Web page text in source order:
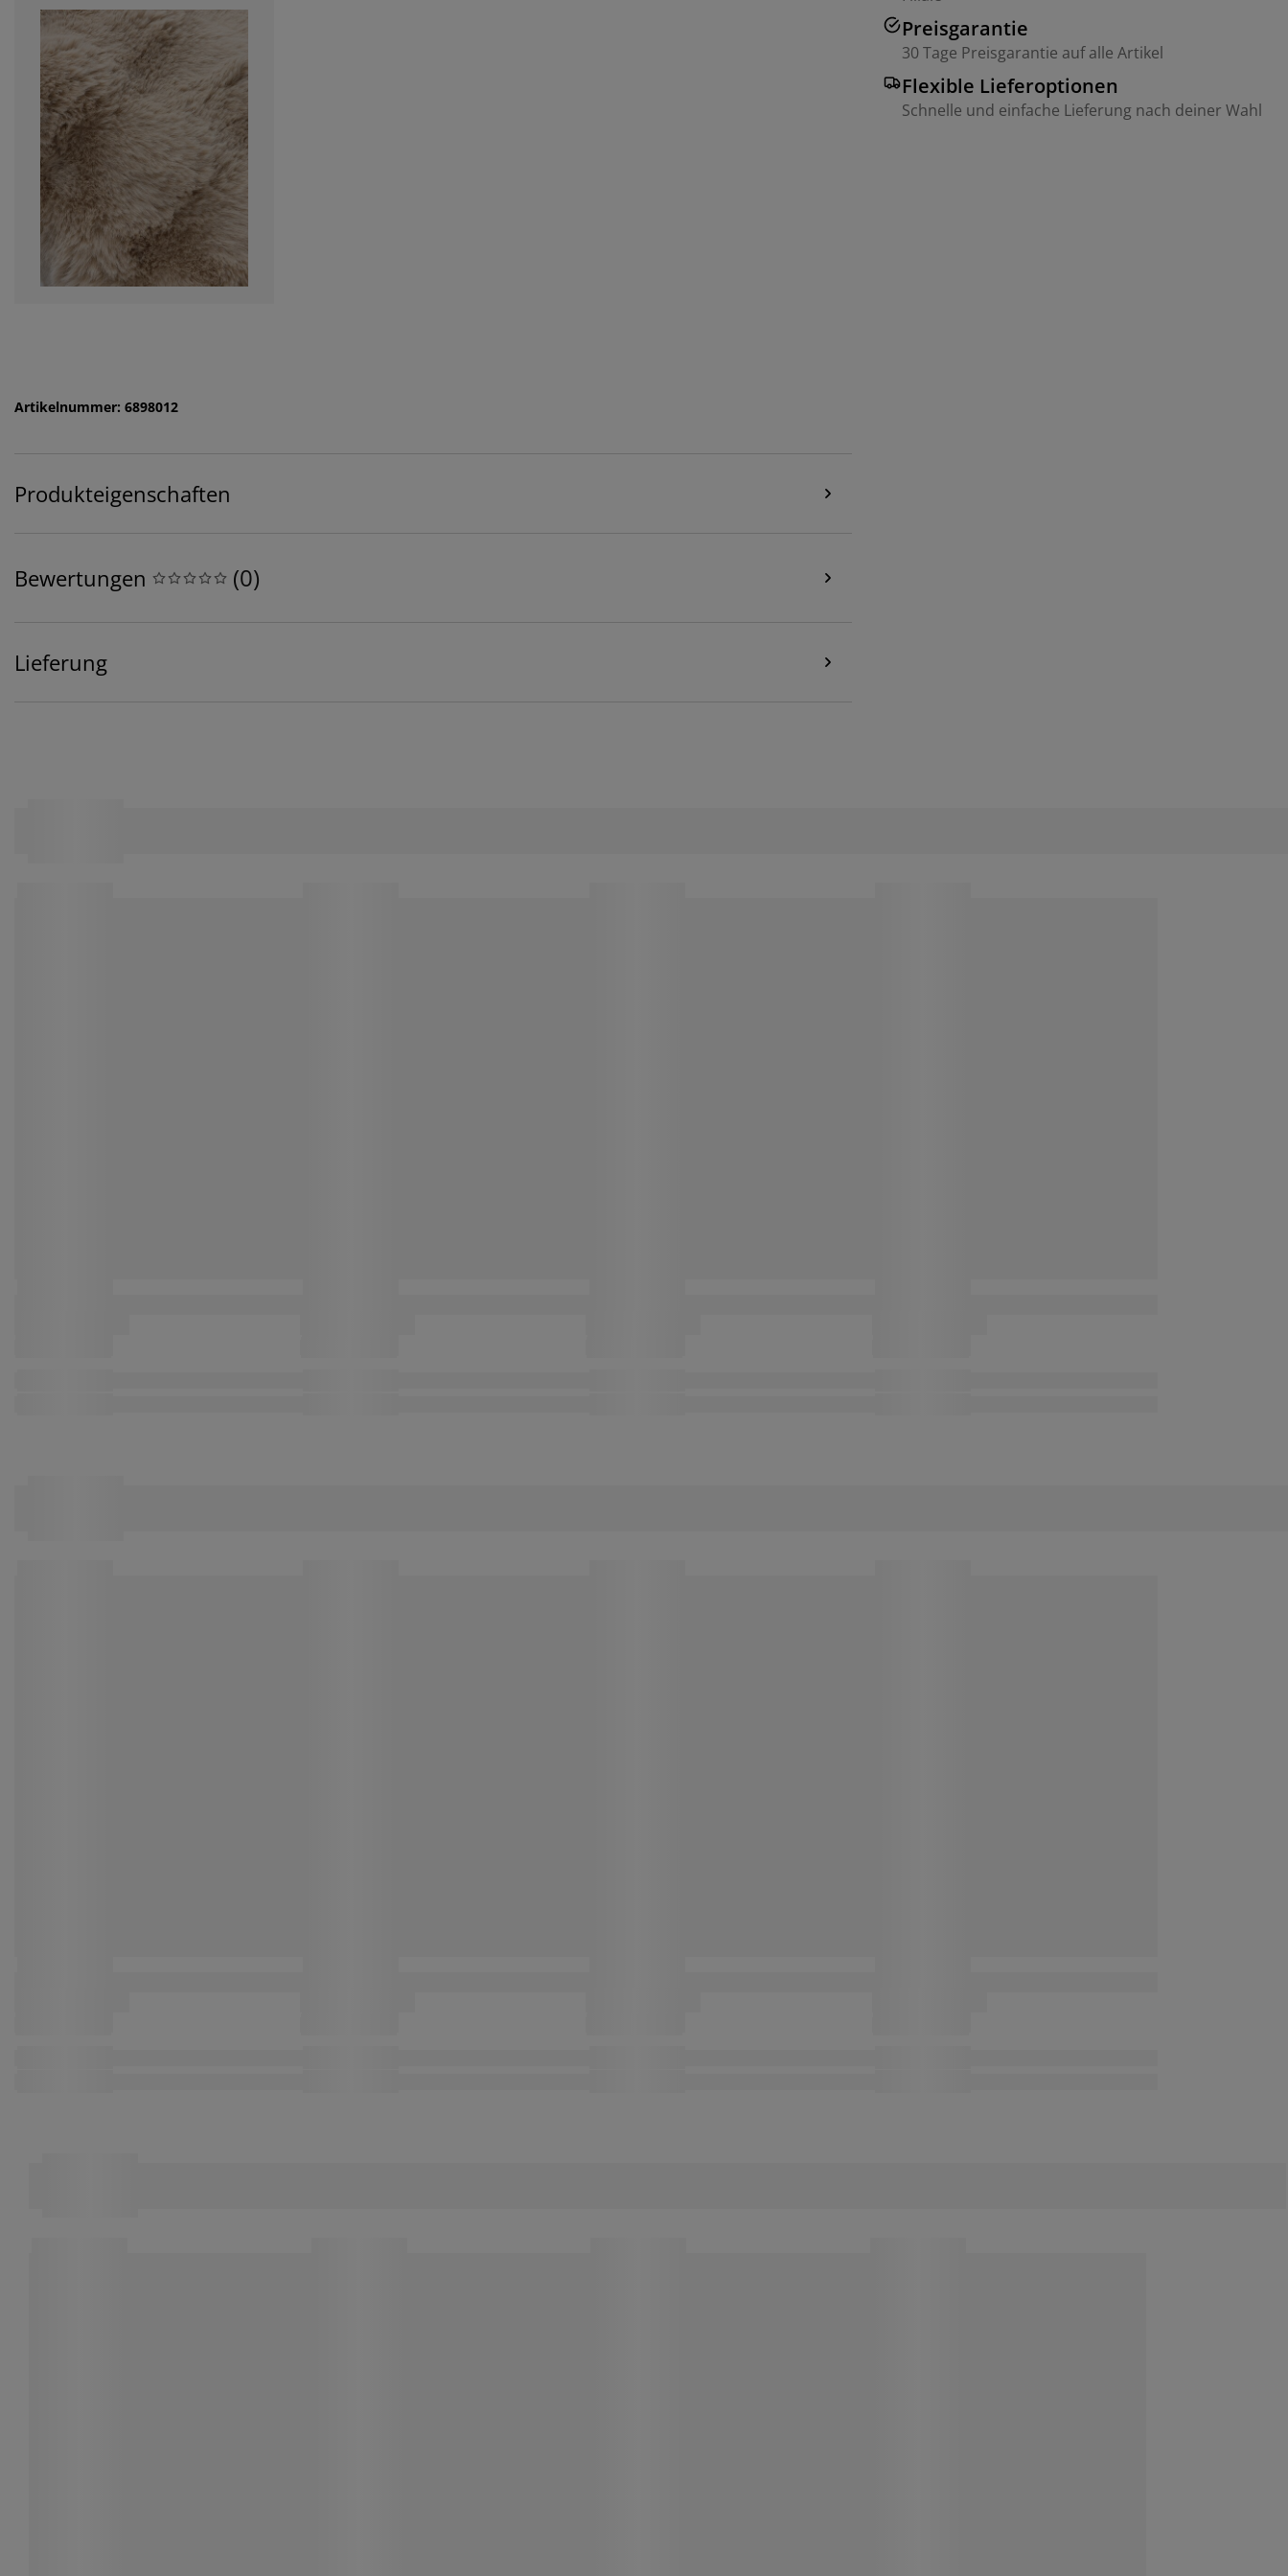
Preisgarantie
30 Tage Preisgarantie auf alle Artikel
Flexible Lieferoptionen
Schnelle und einfache Lieferung nach deiner Wahl
Artikelnummer: 6898012
Produkteigenschaften
Bewertungen (0)
Lieferung